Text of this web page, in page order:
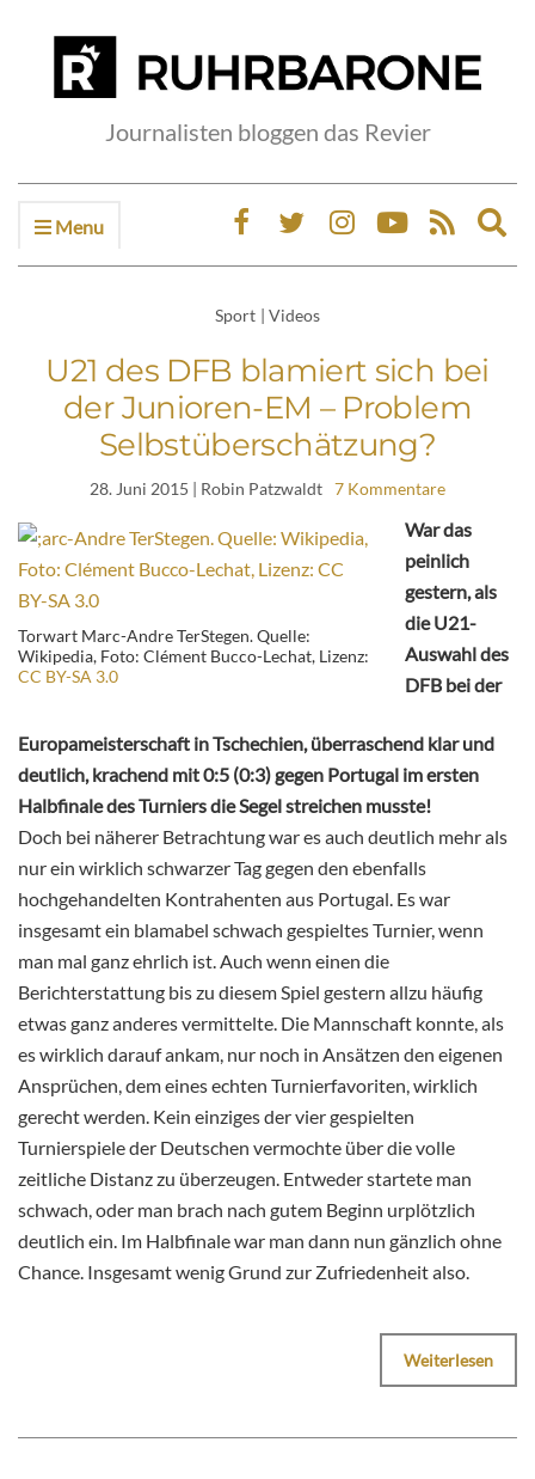
Journalisten bloggen das Revier
Menu
Sport | Videos
U21 des DFB blamiert sich bei
der Junioren-EM – Problem
Selbstüberschätzung?
28. Juni 2015 | Robin Patzwaldt 7 Kommentare
Torwart Marc-Andre TerStegen. Quelle:
Wikipedia, Foto: Clément Bucco-Lechat, Lizenz:
CC BY-SA 3.0
War das
peinlich
gestern, als
die U21-
Auswahl des
DFB bei der
Europameisterschaft in Tschechien, überraschend klar und
deutlich, krachend mit 0:5 (0:3) gegen Portugal im ersten
Halbfinale des Turniers die Segel streichen musste!
Doch bei näherer Betrachtung war es auch deutlich mehr als
nur ein wirklich schwarzer Tag gegen den ebenfalls
hochgehandelten Kontrahenten aus Portugal. Es war
insgesamt ein blamabel schwach gespieltes Turnier, wenn
man mal ganz ehrlich ist. Auch wenn einen die
Berichterstattung bis zu diesem Spiel gestern allzu häufig
etwas ganz anderes vermittelte. Die Mannschaft konnte, als
es wirklich darauf ankam, nur noch in Ansätzen den eigenen
Ansprüchen, dem eines echten Turnierfavoriten, wirklich
gerecht werden. Kein einziges der vier gespielten
Turnierspiele der Deutschen vermochte über die volle
zeitliche Distanz zu überzeugen. Entweder startete man
schwach, oder man brach nach gutem Beginn urplötzlich
deutlich ein. Im Halbfinale war man dann nun gänzlich ohne
Chance. Insgesamt wenig Grund zur Zufriedenheit also.
Weiterlesen